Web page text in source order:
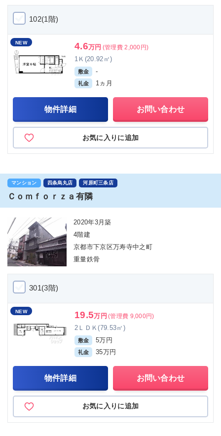
102(1階)
NEW 4.6万円 (管理費 2,000円)
1Ｋ(20.92㎡)
敷金 -
礼金 1ヵ月
物件詳細 お問い合わせ
お気に入りに追加
マンション 四条烏丸店 河原町三条店
Ｃｏｍｆｏｒｚａ有隣
2020年3月築
4階建
京都市下京区万寿寺中之町
重量鉄骨
301(3階)
NEW 19.5万円 (管理費 9,000円)
2ＬＤＫ(79.53㎡)
敷金 5万円
礼金 35万円
物件詳細 お問い合わせ
お気に入りに追加